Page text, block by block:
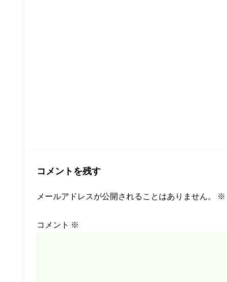
コメントを残す
メールアドレスが公開されることはありません。 ※
コメント ※